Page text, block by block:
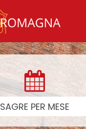
SAGRE PER MESE